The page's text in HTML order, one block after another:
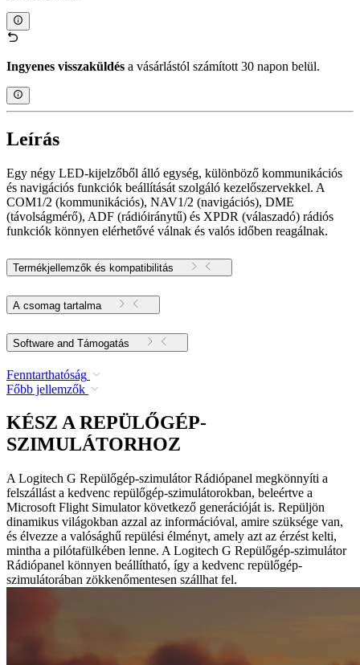
Ingyenes visszaküldés a vásárlástól számított 30 napon belül.
Leírás
Egy négy LED-kijelzőből álló egység, különböző kommunikációs
és navigációs funkciók beállítását szolgáló kezelőszervekkel. A
COM1/2 (kommunikációs), NAV1/2 (navigációs), DME
(távolságmérő), ADF (rádióiránytű) és XPDR (válaszadó) rádiós
funkciók könnyen elérhetővé válnak és valós időben reagálnak.
Termékjellemzők és kompatibilitás
A csomag tartalma
Software and Támogatás
Fenntarthatóság
Főbb jellemzők
KÉSZ A REPÜLŐGÉP-
SZIMULÁTORHOZ
A Logitech G Repülőgép-szimulátor Rádiópanel megkönnyíti a
felszállást a kedvenc repülőgép-szimulátorokban, beleértve a
Microsoft Flight Simulator következő generációját is. Repüljön
dinamikus világokban azzal az információval, amire szüksége van,
és élvezze a valósághű repülési élményt, amely azt az érzést kelti,
mintha a pilótafülkében lenne. A Logitech G Repülőgép-szimulátor
Rádiópanel könnyen beállítható, így a kedvenc repülőgép-
szimulátorában zökkenőmentesen szállhat fel.